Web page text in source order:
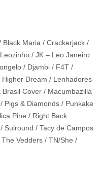
Maria / Crackerjack /
/ JK – Leo Janeiro
/ Djambi / F4T /
Higher Dream / Lenhadores
Cover / Macumbazilla
Pigs & Diamonds / Punkake
Pine / Right Back
Sulround / Tacy de Campos
Vedders / TN/She /